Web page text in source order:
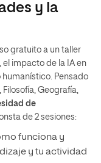
y la
gratuito a un taller
impacto de la IA en
Pensado
Geografía,
de
de 2 sesiones:
funciona y
y tu actividad